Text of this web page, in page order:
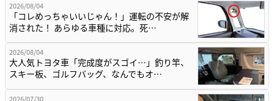
2026/08/04
「コレめっちゃいいじゃん！」運転の不安が解
消された！ あらゆる車種に対応。死…
2026/08/04
大人気トヨタ車「完成度がスゴイ…」釣り竿、
スキー板、ゴルフバッグ、なんでもオ…
2026/07/30